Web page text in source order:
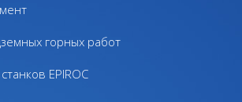
горных работ
EPIROC